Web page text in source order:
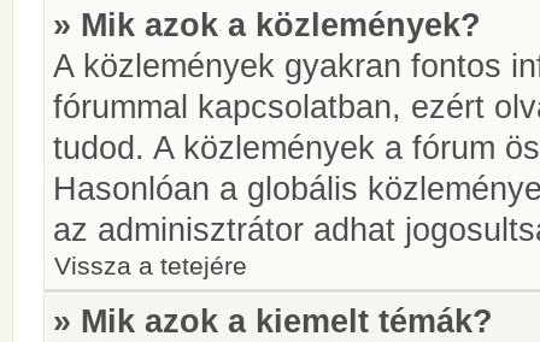
» Mik azok a közlemények?
A közlemények gyakran fontos
fórummal kapcsolatban, ezért
tudod. A közlemények a fórum
Hasonlóan a globális
az adminisztrátor adhat
Vissza a tetejére
» Mik azok a kiemelt témák?